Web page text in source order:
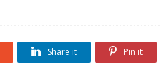
Share it Pin it